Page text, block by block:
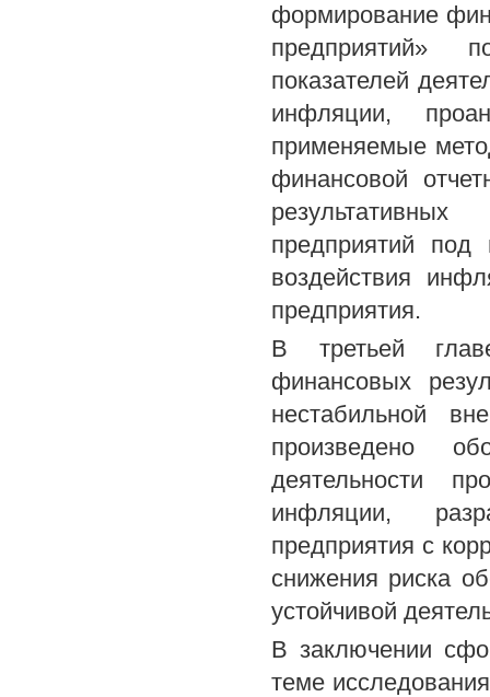
формирование
предприятий»
показателей
инфляции,
применяемые
финансовой
предприятий
воздействия
предприятия.
В третьей
финансовых
нестабильной
произведено
деятельности
инфляции,
предприятия с
снижения риска
устойчивой
В заключении
теме